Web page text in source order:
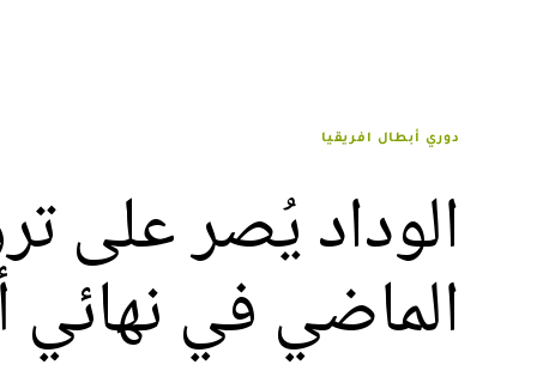
دوري أبطال افريقيا
الوداد يُصر على
الماضي في نهائي